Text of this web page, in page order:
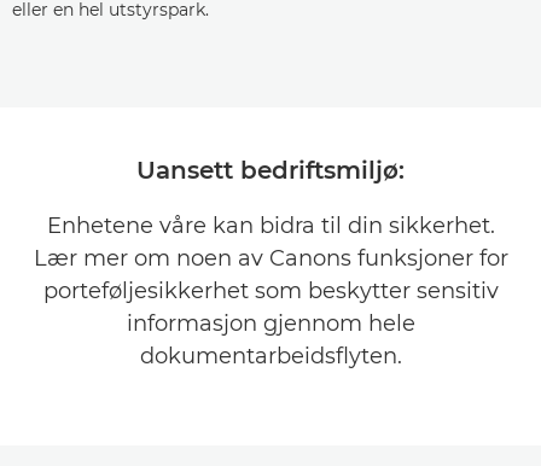
eller en hel utstyrspark.
Uansett bedriftsmiljø:
Enhetene våre kan bidra til din sikkerhet.
Lær mer om noen av Canons funksjoner for
porteføljesikkerhet som beskytter sensitiv
informasjon gjennom hele
dokumentarbeidsflyten.